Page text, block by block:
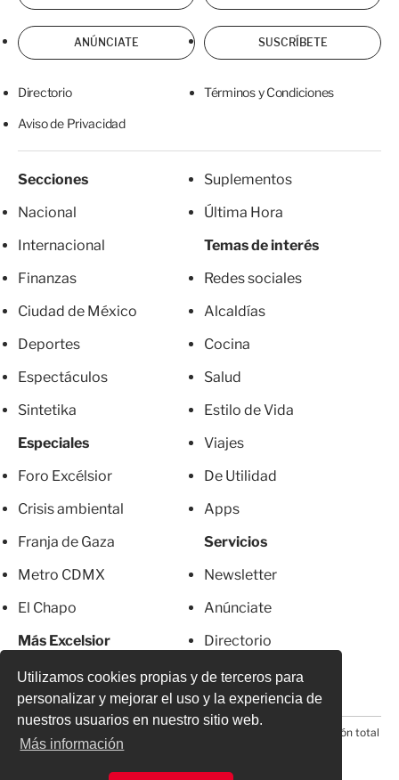
Utilizamos cookies propias y de terceros para
personalizar y mejorar el uso y la experiencia de
nuestros usuarios en nuestro sitio web.
Más información
ANÚNCIATE SUSCRÍBETE
Directorio Términos y Condiciones
Aviso de Privacidad
Secciones
Nacional
Internacional
Finanzas
Ciudad de México
Deportes
Espectáculos
Sintetika
Especiales
Foro Excélsior
Crisis ambiental
Franja de Gaza
Metro CDMX
El Chapo
Más Excelsior
Mujeres
Suplementos
Última Hora
Temas de interés
Redes sociales
Alcaldías
Cocina
Salud
Estilo de Vida
Viajes
De Utilidad
Apps
Servicios
Newsletter
Anúnciate
Directorio
Suscripciones
© 2026 Todos los derechos reservados. Prohibida la reproducción total
o parcial, incluyendo cualquier medio electrónico*